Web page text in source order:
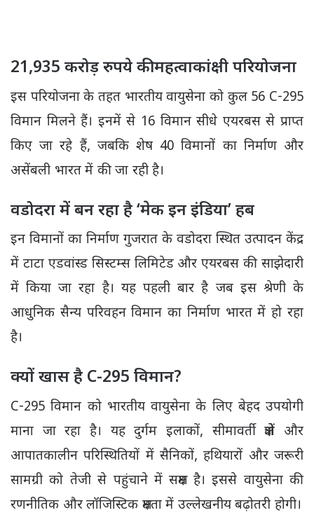
21,935 करोड़ रुपये की महत्वाकांक्षी परियोजना
इस परियोजना के तहत भारतीय वायुसेना को कुल 56 C-295
विमान मिलने हैं। इनमें से 16 विमान सीधे एयरबस से प्राप्त
किए जा रहे हैं, जबकि शेष 40 विमानों का निर्माण और
असेंबली भारत में की जा रही है।
वडोदरा में बन रहा है ‘मेक इन इंडिया’ हब
इन विमानों का निर्माण गुजरात के वडोदरा स्थित उत्पादन केंद्र
में टाटा एडवांस्ड सिस्टम्स लिमिटेडऔरएयरबस की साझेदारी
में किया जा रहा है। यह पहली बार है जब इस श्रेणी के
आधुनिक सैन्य परिवहन विमान का निर्माण भारत में हो रहा
है।
क्यों खास है C-295 विमान?
C-295 विमान को भारतीय वायुसेना के लिए बेहद उपयोगी
माना जा रहा है। यह दुर्गम इलाकों, सीमावर्ती क्षेत्रों और
आपातकालीन परिस्थितियों में सैनिकों, हथियारों और जरूरी
सामग्री को तेजी से पहुंचाने में सक्षम है। इससे वायुसेना की
रणनीतिक और लॉजिस्टिक क्षमता में उल्लेखनीय बढ़ोतरी होगी।